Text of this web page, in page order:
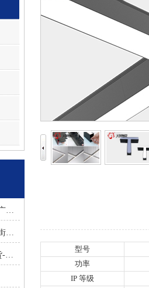
站厅照明应用｜广佛环线至广州南站 -佛山火树银花照明
餐饮照明应用｜广州七十二街道餐饮连锁-佛山火树银花照明
商超照明应用篇 ｜ 重庆百货-佛山火树银花照明合作历程
型号
功率
IP 等级